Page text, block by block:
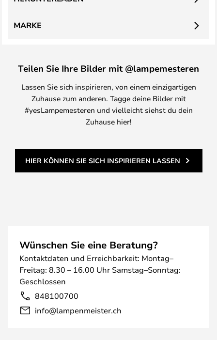
MARKE
Teilen Sie Ihre Bilder mit @lampemesteren
Lassen Sie sich inspirieren, von einem einzigartigen
Zuhause zum anderen. Tagge deine Bilder mit
#yesLampemesteren und vielleicht siehst du dein
Zuhause hier!
HIER KÖNNEN SIE SICH INSPIRIEREN LASSEN
Wünschen Sie eine Beratung?
Kontaktdaten und Erreichbarkeit: Montag–
Freitag: 8.30 – 16.00 Uhr Samstag–Sonntag:
Geschlossen
848100700
info@lampenmeister.ch